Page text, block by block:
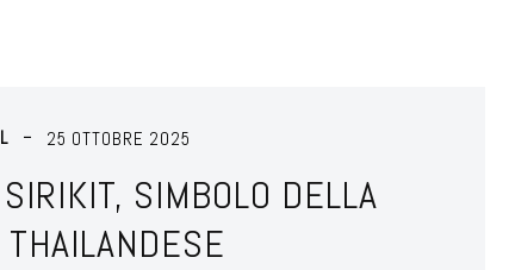
25 OTTOBRE 2025
SIMBOLO DELLA